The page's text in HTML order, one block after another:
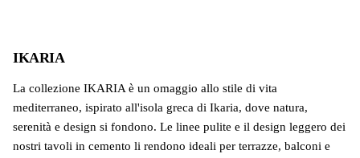
IKARIA
La collezione IKARIA è un omaggio allo stile di vita
mediterraneo, ispirato all'isola greca di Ikaria, dove natura,
serenità e design si fondono. Le linee pulite e il design leggero dei
nostri tavoli in cemento li rendono ideali per terrazze, balconi e